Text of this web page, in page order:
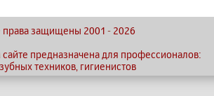
защищены 2001 - 2026
предназначена для профессионалов:
техников, гигиенистов